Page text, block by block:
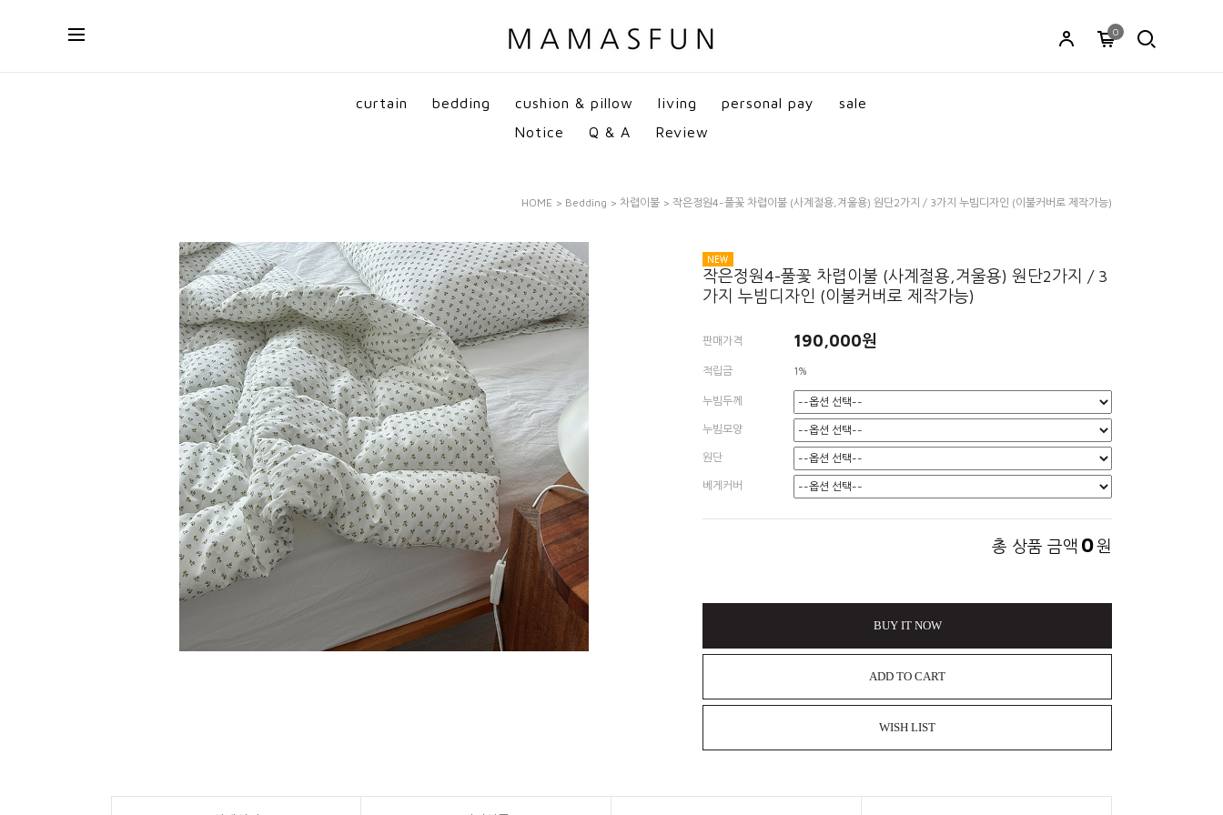
0
curtain bedding cushion & pillow living personal pay
sale
Notice
Q & A Review
HOME > Bedding > 차렵이불 > 작은정원4-풀꽃 차렵이불 (사계절용,겨울용) 원단2가지 / 3가지 누빔디자인 (이불커버로 제작가능)
작은정원4-풀꽃 차렵이불 (사계절용,겨울용) 원단2가지 / 3
가지 누빔디자인 (이불커버로 제작가능)
판매가격 190,000원
적립금 1%
누빔두께
누빔모양
원단
베게커버
총 상품 금액 0원
BUY IT NOW
ADD TO CART
WISH LIST